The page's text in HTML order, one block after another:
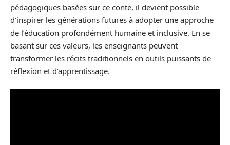
pédagogiques basées sur ce conte, il devient possible
d’inspirer les générations futures à adopter une approche
de l’éducation profondément humaine et inclusive. En se
basant sur ces valeurs, les enseignants peuvent
transformer les récits traditionnels en outils puissants de
réflexion et d’apprentissage.